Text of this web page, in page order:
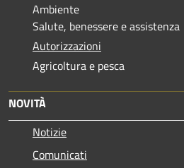
Ambiente
Salute, benessere e assistenza
Autorizzazioni
Agricoltura e pesca
NOVITÀ
Notizie
Comunicati